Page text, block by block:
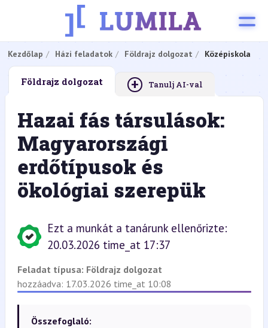
Kezdőlap Házi feladatok Földrajz dolgozat Középiskola
Földrajz dolgozat + Tanulj AI-val
Hazai fás társulások:
Magyarországi
erdőtípusok és
ökológiai szerepük
Ezt a munkát a tanárunk ellenőrizte:
20.03.2026 time_at 17:37
Feladat típusa: Földrajz dolgozat
hozzáadva: 17.03.2026 time_at 10:08
Összefoglaló: